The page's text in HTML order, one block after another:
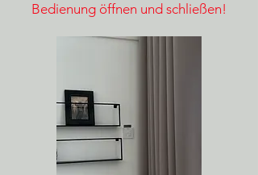
Bedienung öffnen und schließen!